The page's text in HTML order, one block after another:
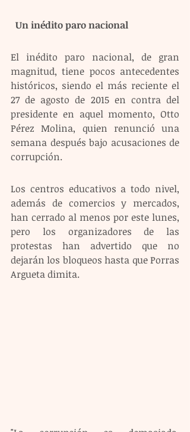
  Un inédito paro nacional
El inédito paro nacional, de gran
magnitud, tiene pocos antecedentes
históricos, siendo el más reciente el
27 de agosto de 2015 en contra del
presidente en aquel momento, Otto
Pérez Molina, quien renunció una
semana después bajo acusaciones de
corrupción.
Los centros educativos a todo nivel,
además de comercios y mercados,
han cerrado al menos por este lunes,
pero los organizadores de las
protestas han advertido que no
dejarán los bloqueos hasta que Porras
Argueta dimita.